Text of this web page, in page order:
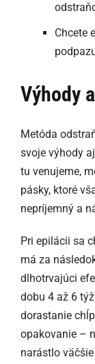
Chcete
Výhody
Metóda
svoje výhody
tu venujeme,
pásky, ktoré
nepríjemný a
Pri epilácii sa
má za
dlhotrvajúci
dobu 4 až 6
dorastanie
opakovanie –
narástlo